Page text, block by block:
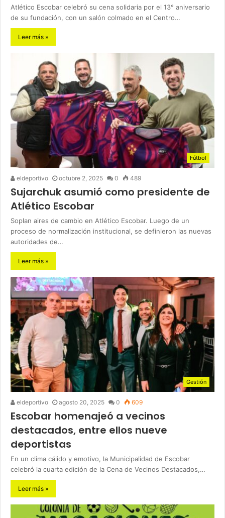
Atlético Escobar celebró su cena solidaria por el 13° aniversario
de su fundación, con un salón colmado en el Centro…
Leer más »
Fútbol
eldeportivo octubre 2, 2025 0 489
Sujarchuk asumió como presidente de
Atlético Escobar
Soplan aires de cambio en Atlético Escobar. Luego de un
proceso de normalización institucional, se definieron las nuevas
autoridades de…
Leer más »
Gestión
eldeportivo agosto 20, 2025 0 609
Escobar homenajeó a vecinos
destacados, entre ellos nueve
deportistas
En un clima cálido y emotivo, la Municipalidad de Escobar
celebró la cuarta edición de la Cena de Vecinos Destacados,…
Leer más »